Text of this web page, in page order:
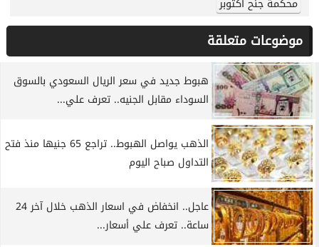
محكمة جنح أكتوبر
موضوعات متعلقة
هبوط جديد في سعر الريال السعودي بالسوق
السوداء مقابل الجنيه.. تعرف علي...
الذهب يواصل الهبوط.. تراجع 65 جنيها منذ فتح
التداول صباح اليوم
عاجل.. انخفاض في اسعار الذهب خلال آخر 24
ساعة.. تعرف علي أسعار...